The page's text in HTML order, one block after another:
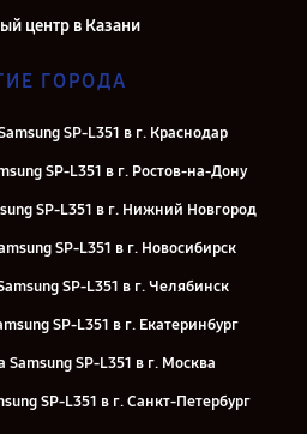
центр в Казани
ГОРОДА
SP-L351 в г. Краснодар
SP-L351 в г. Ростов-на-Дону
SP-L351 в г. Нижний Новгород
SP-L351 в г. Новосибирск
SP-L351 в г. Челябинск
SP-L351 в г. Екатеринбург
Samsung SP-L351 в г. Москва
SP-L351 в г. Санкт-Петербург